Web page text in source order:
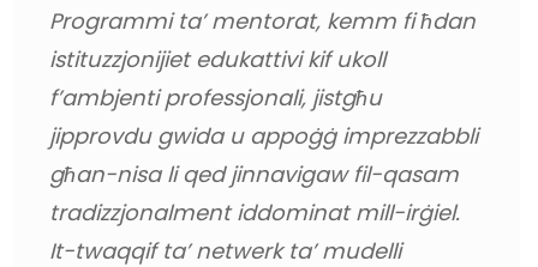
Programmi ta’ mentorat, kemm fi ħdan
istituzzjonijiet edukattivi kif ukoll
f’ambjenti professjonali, jistgħu
jipprovdu gwida u appoġġ imprezzabbli
għan-nisa li qed jinnavigaw fil-qasam
tradizzjonalment iddominat mill-irġiel.
It-twaqqif ta’ netwerk ta’ mudelli